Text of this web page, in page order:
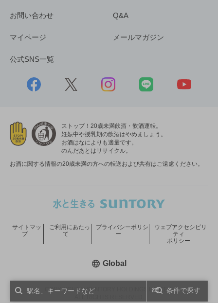
条件で探す
お問い合わせ Q&A
マイページ メールマガジン
公式SNS一覧
ストップ！20歳未満飲酒・飲酒運転。
妊娠中や授乳期の飲酒はやめましょう。
お酒はなによりも適量です。
のんだあとはリサイクル。
お酒に関する情報の20歳未満の方への転送および共有はご遠慮ください。
COPYRIGHT © SUNTORY HOLDINGS LIMITED.
サイトマッ
プ
ご利用にあたっ
て
プライバシーポリシ
ー
ウェブアクセシビリ
ティ
ポリシー
Global新しいウィンドウで開く